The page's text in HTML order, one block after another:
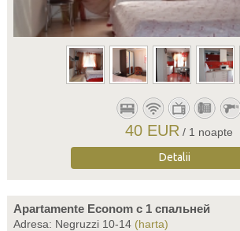
40 EUR / 1 noapte
Detalii
Apartamente Econom c 1 спальней
Adresa: Negruzzi 10-14 (harta)